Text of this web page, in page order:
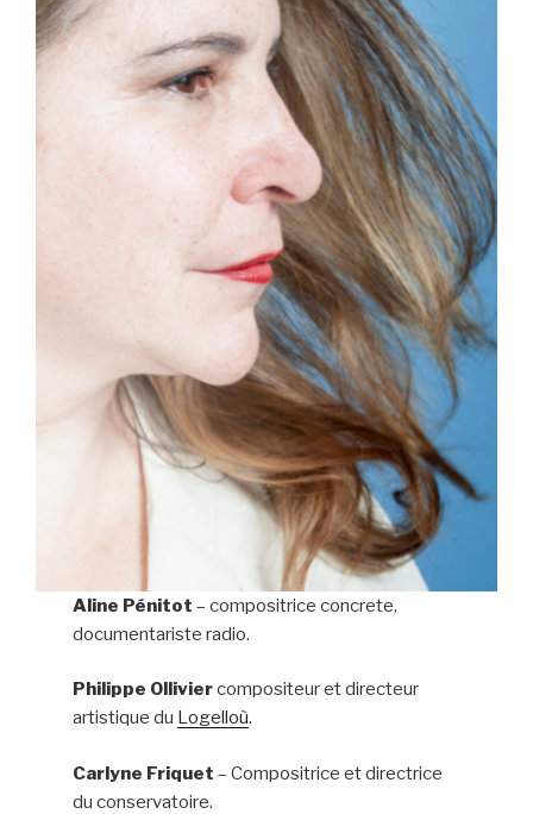
Aline Pénitot – compositrice concrete,
documentariste radio.
Philippe Olliviercompositeur et directeur
artistique du Logelloù.
Carlyne Friquet – Compositrice et directrice
du conservatoire.